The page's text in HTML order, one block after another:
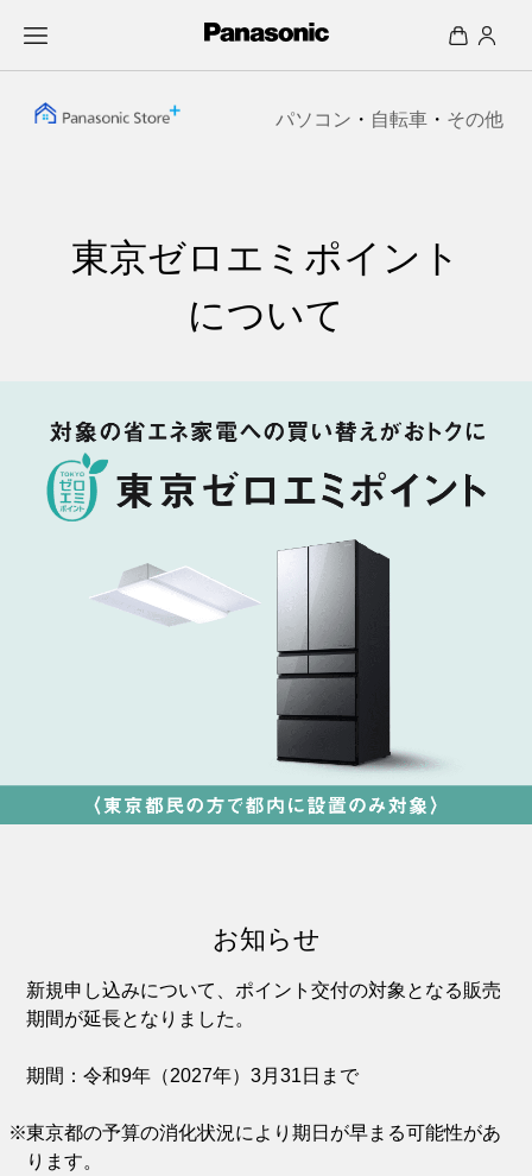
パソコン ・ 自転車 ・ その他
東京ゼロエミポイント
について
お知らせ
新規申し込みについて、ポイント交付の対象となる販売
期間が延長となりました。
期間：令和9年（2027年）3月31日まで
東京都の予算の消化状況により期日が早まる可能性があ
ります。